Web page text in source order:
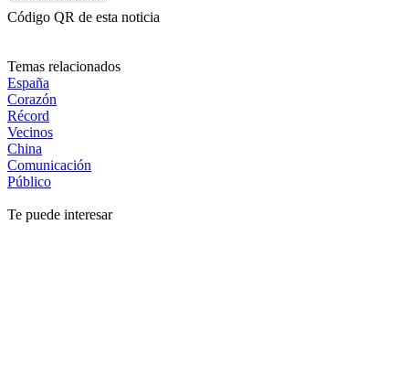
Código QR de esta noticia
Temas relacionados
España
Corazón
Récord
Vecinos
China
Comunicación
Público
Te puede interesar